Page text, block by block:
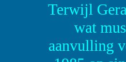
Terwijl
wat
aanvulling